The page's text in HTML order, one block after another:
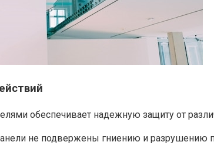
обеспечивает надежную защиту от
не подвержены гниению и разрушению